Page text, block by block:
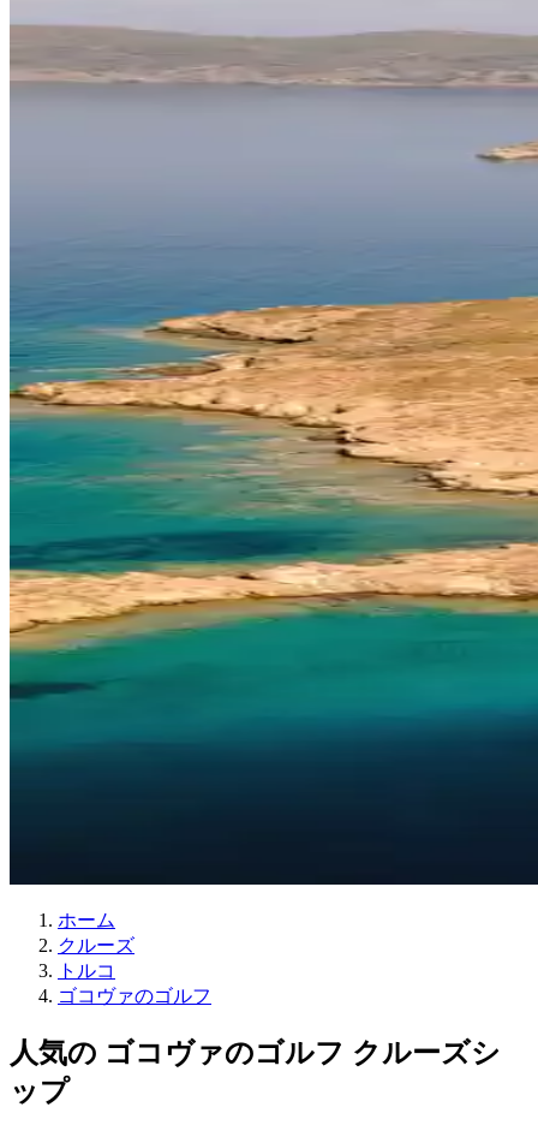
ホーム
クルーズ
トルコ
ゴコヴァのゴルフ
人気の ゴコヴァのゴルフ クルーズシ
ップ